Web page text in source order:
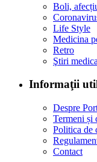
Boli,
Life Style
Medicina
Retro
Ştiri
Informaţii
Despre
Termeni și
Politica de
Contact